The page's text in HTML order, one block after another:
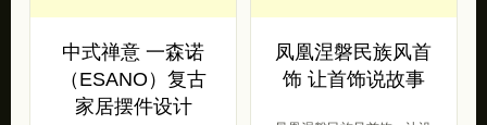
中式禅意 一森诺
（ESANO）复古
家居摆件设计
凤凰涅磐民族风首
饰 让首饰说故事